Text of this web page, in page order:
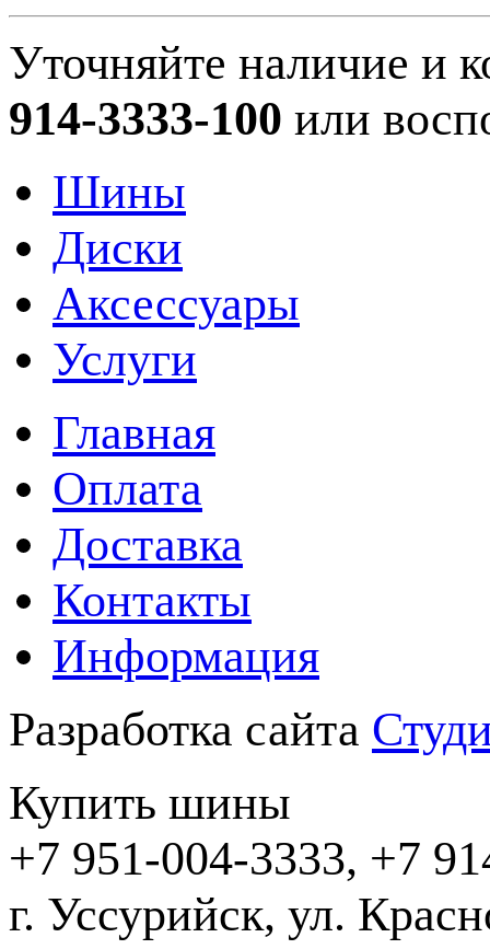
Уточняйте наличие и
914-3333-100 или
Шины
Диски
Аксессуары
Услуги
Главная
Оплата
Доставка
Контакты
Информация
Разработка сайта
Купить шины
+7 951-004-3333, +7
г. Уссурийск,